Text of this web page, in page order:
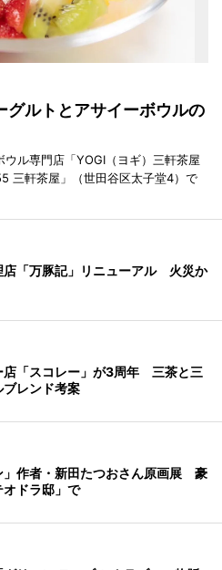
グルトとアサイーボウルの
ル専門店「YOGI（ヨギ）三軒茶屋
三軒茶屋」（世田谷区太子堂4）で
店「万豚記」リニューアル 火災か
店「スコレー」が3周年 三茶と三
レンド考案
」作者・新田たつおさん原画展 豪
ドラ邸」で